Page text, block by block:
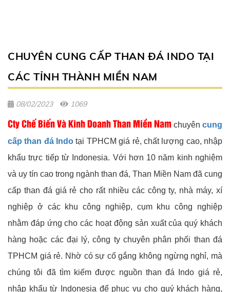
CHUYÊN CUNG CẤP THAN ĐÁ INDO TẠI
CÁC TỈNH THÀNH MIỀN NAM
08/02/2023 1069
Cty Chế Biến Và Kinh Doanh Than Miền Nam chuyên cung
cấp than đá Indo tại TPHCM giá rẻ, chất lượng cao, nhập
khẩu trực tiếp từ Indonesia. Với hơn 10 năm kinh nghiệm
và uy tín cao trong ngành than đá, Than Miền Nam đã cung
cấp than đá giá rẻ cho rất nhiều các công ty, nhà máy, xí
nghiệp ở các khu công nghiệp, cụm khu công nghiệp
nhằm đáp ứng cho các hoạt động sản xuất của quý khách
hàng hoặc các đại lý, công ty chuyên phân phối than đá
TPHCM giá rẻ. Nhờ có sự cố gắng không ngừng nghỉ, mà
chúng tôi đã tìm kiếm được nguồn than đá Indo giá rẻ,
nhập khẩu từ Indonesia để phục vụ cho quý khách hàng,